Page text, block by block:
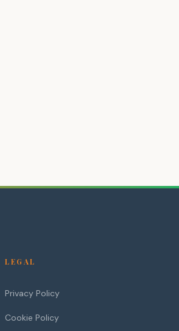
LEGAL
Privacy Policy
Cookie Policy